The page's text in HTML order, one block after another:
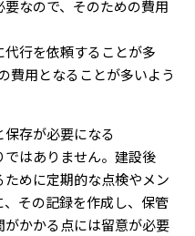
なので、そのための費用
行を依頼することが多
費用となることが多いよう
存が必要になる
はありません。建設後
めに定期的な点検やメン
その記録を作成し、保管
かかる点には留意が必要